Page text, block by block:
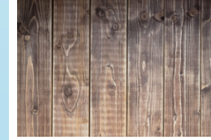
Sie haben Fragen zum Thema
Oder wollten schon immer mal
Geschichten für die
nutzen kann? Dann haben wir da